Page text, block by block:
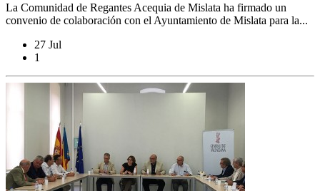
La Comunidad de Regantes Acequia de Mislata ha firmado un
convenio de colaboración con el Ayuntamiento de Mislata para la...
27 Jul
1